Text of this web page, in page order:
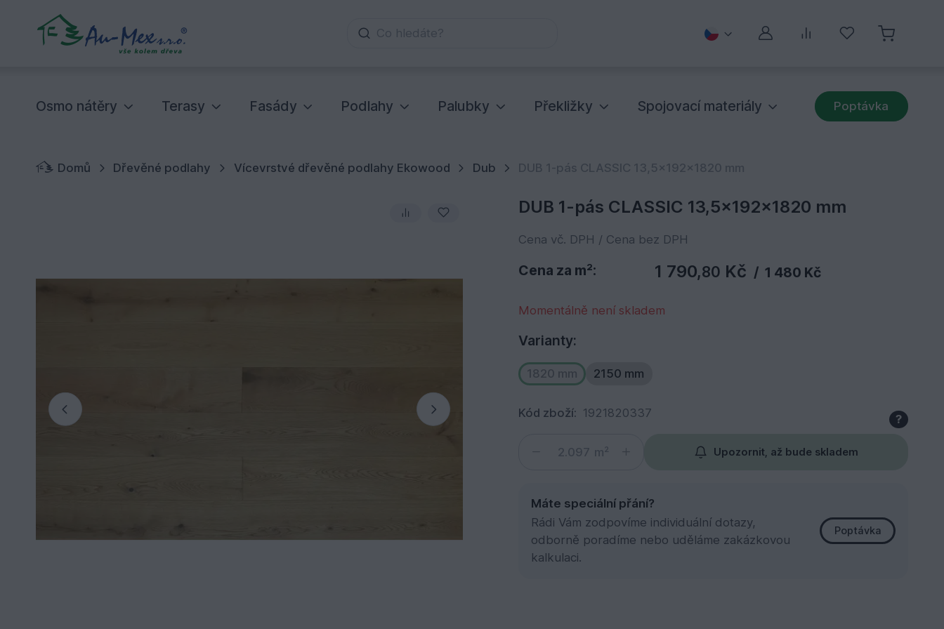
Co hledáte? Můj účetPorovnávání
Oblíbené
Osmo nátěry Terasy Fasády Podlahy Palubky Překližky Spojovací materiály Poptávka
Domů Dřevěné podlahy Vícevrstvé dřevěné podlahy Ekowood Dub DUB 1-pás CLASSIC 13,5x192x1820 mm
DUB 1-pás CLASSIC 13,5x192x1820 mm
Cena vč. DPH / Cena bez DPH
Cena za m²: 1 790,80 Kč / 1 480 Kč
Momentálně není skladem
Varianty:
1820 mm 2150 mm
Kód zboží: 1921820337 ?
m² Upozornit, až bude skladem
Máte speciální přání?
Rádi Vám zodpovíme individuální dotazy,
odborně poradíme nebo uděláme zakázkovou
kalkulaci.
Poptávka